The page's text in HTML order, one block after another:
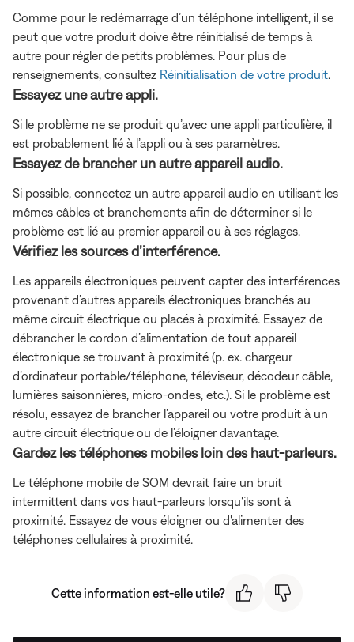
Comme pour le redémarrage d’un téléphone intelligent, il se
peut que votre produit doive être réinitialisé de temps à
autre pour régler de petits problèmes. Pour plus de
renseignements, consultez Réinitialisation de votre produit
Essayez une autre appli.
Si le problème ne se produit qu’avec une appli particulière, il
est probablement lié à l’appli ou à ses paramètres.
Essayez de brancher un autre appareil audio.
Si possible, connectez un autre appareil audio en utilisant les
mêmes câbles et branchements afin de déterminer si le
problème est lié au premier appareil ou à ses réglages.
Vérifiez les sources d’interférence.
Les appareils électroniques peuvent capter des interférences
provenant d’autres appareils électroniques branchés au
même circuit électrique ou placés à proximité. Essayez de
débrancher le cordon d’alimentation de tout appareil
électronique se trouvant à proximité (p. ex. chargeur
d’ordinateur portable/téléphone, téléviseur, décodeur câble,
lumières saisonnières, micro-ondes, etc.). Si le problème est
résolu, essayez de brancher l’appareil ou votre produit à un
autre circuit électrique ou de l’éloigner davantage.
Gardez les téléphones mobiles loin des haut-parleurs.
Le téléphone mobile de SOM devrait faire un bruit
intermittent dans vos haut-parleurs lorsqu'ils sont à
proximité. Essayez de vous éloigner ou d'alimenter des
téléphones cellulaires à proximité.
Cette information est-elle utile?